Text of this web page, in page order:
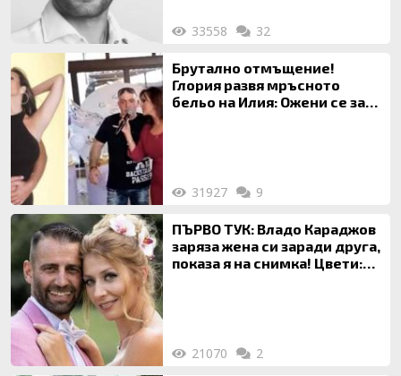
33558 32
Брутално отмъщение!
Глория развя мръсното
бельо на Илия: Ожени се за
31927 9
ПЪРВО ТУК: Владо Караджов
заряза жена си заради друга,
показа я на снимка! Цвети:
21070 2